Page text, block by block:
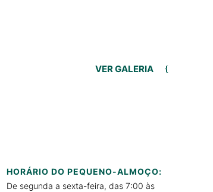
VER GALERIA
HORÁRIO DO PEQUENO-ALMOÇO:
De segunda a sexta-feira, das 7:00 às